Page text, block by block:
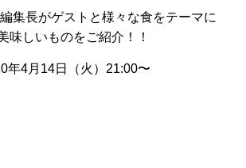
集長がゲストと様々な食をテーマに
味しいものをご紹介！！
4月14日（火）21:00〜